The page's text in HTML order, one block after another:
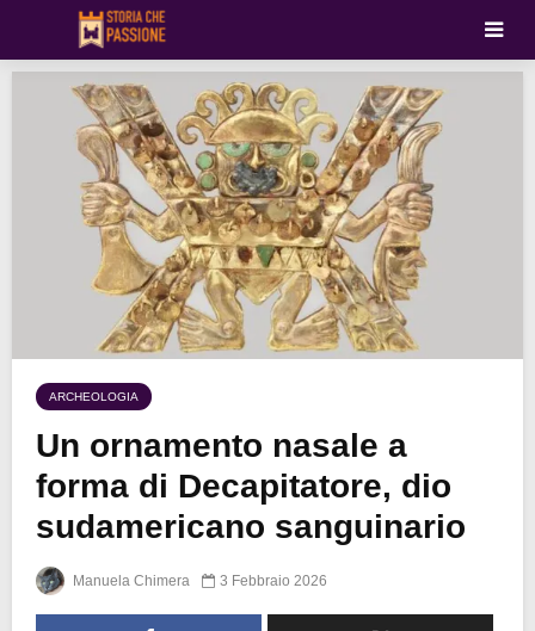
ARCHEOLOGIA
Un ornamento nasale a
forma di Decapitatore, dio
sudamericano sanguinario
Manuela Chimera 3 Febbraio 2026